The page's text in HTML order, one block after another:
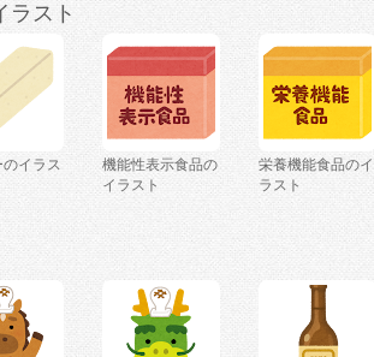
ラスト
イラス
機能性表示食品の
イラスト
栄養機能食品のイ
ラスト